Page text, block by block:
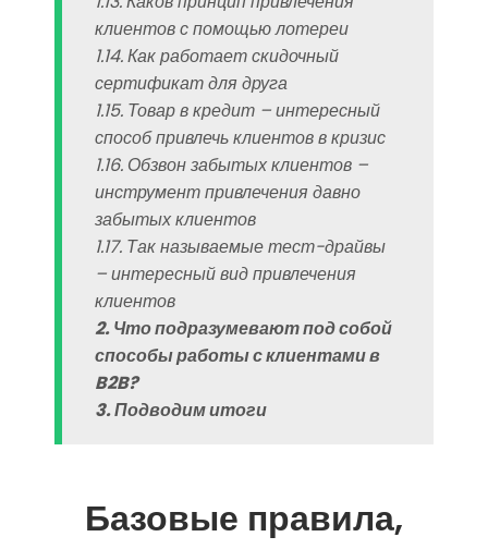
клиентов с помощью лотереи
1.14. Как работает скидочный
сертификат для друга
1.15. Товар в кредит – интересный
способ привлечь клиентов в кризис
1.16. Обзвон забытых клиентов –
инструмент привлечения давно
забытых клиентов
1.17. Так называемые тест-драйвы
– интересный вид привлечения
клиентов
2. Что подразумевают под собой
способы работы с клиентами в
B2B?
3. Подводим итоги
Базовые правила,